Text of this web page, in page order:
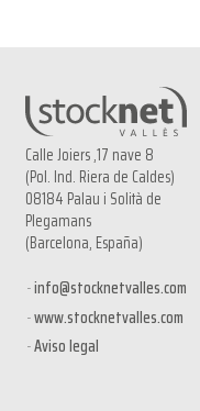
Calle Joiers ,17 nave 8
(Pol. Ind. Riera de Caldes)
08184 Palau i Solità de
Plegamans
(Barcelona, España)
info@stocknetvalles.com
www.stocknetvalles.com
Aviso legal